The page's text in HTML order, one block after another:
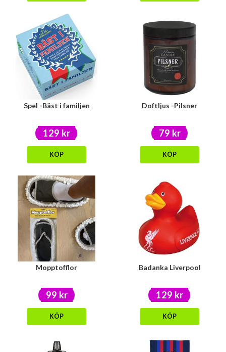
Spel -Bäst i familjen
129 kr
KÖP
Doftljus -Pilsner
79 kr
KÖP
Mopptofflor
99 kr
KÖP
Badanka Liverpool
129 kr
KÖP